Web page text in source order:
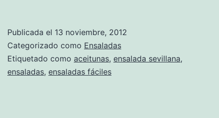
Publicada el 13 noviembre, 2012
Categorizado como Ensaladas
Etiquetado como aceitunas, ensalada sevillana,
ensaladas, ensaladas fáciles